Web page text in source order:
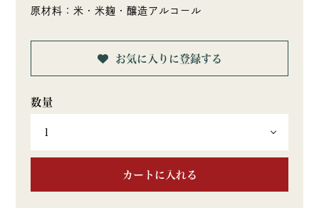
原材料：米・米麹・醸造アルコール
お気に入りに登録する
カートに入れる